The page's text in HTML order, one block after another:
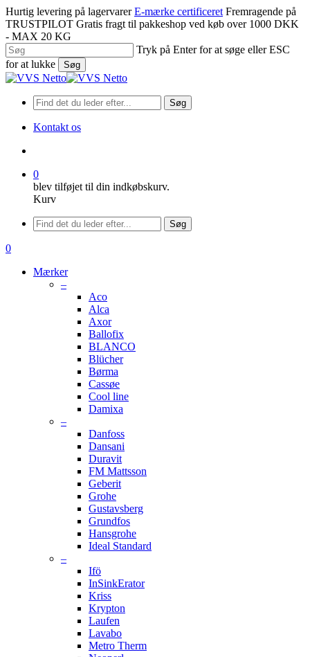
Spring
til
hovedindhold
Hurtig levering på lagervarer E-mærke certificeret Fremragende på
TRUSTPILOT Gratis fragt til pakkeshop ved køb over 1000 DKK
- MAX 20 KG
Tryk på Enter for at søge eller ESC
for at lukke
Søg
Luk
Søg
Kontakt os
0
blev tilføjet til din indkøbskurv.
Kurv
Menu
Søg
søge
0
Mærker
–
Aco
Alca
Axor
Ballofix
BLANCO
Blücher
Børma
Cassøe
Cool line
Damixa
–
Danfoss
Dansani
Duravit
FM Mattsson
Geberit
Grohe
Gustavsberg
Grundfos
Hansgrohe
Ideal Standard
–
Ifö
InSinkErator
Kriss
Krypton
Laufen
Lavabo
Metro Therm